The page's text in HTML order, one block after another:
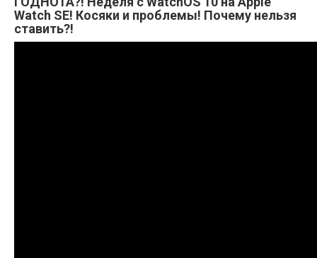
Watch SE! Косяки и проблемы! Почему нельзя
ставить?!